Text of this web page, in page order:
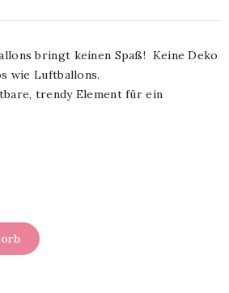
bringt keinen Spaß! Keine Deko
wie Luftballons.
trendy Element für ein